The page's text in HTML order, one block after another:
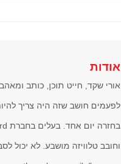
אודות
אורי שקד, חייט תוכן, כותב
לפעמים חושב שזה היה צריך
וחובב טלוויזה מושבע. לא יכול